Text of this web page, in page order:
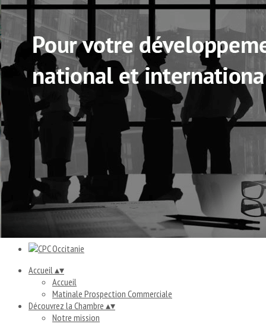
Exporter les lignes sélectionnées
Exporter toutes les colonnes
Exporter uniquement les colonnes affichées
Menu
Notre mission
Notre gouvernance
Annuaire
Calendrier
Actualité
Nous contacter
Veille et ressources
Ajoutez un logo, un bouton, des réseaux sociaux
Cliquez pour éditer
Accueil▴▾
Accueil
Matinale Prospection Commerciale
Découvrez la Chambre ▴▾
Notre mission